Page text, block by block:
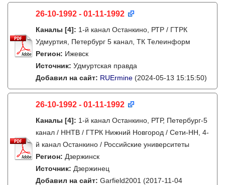
26-10-1992 - 01-11-1992
Каналы [4]: 1-й канал Останкино, РТР / ГТРК
Удмуртия, Петербург 5 канал, ТК Телеинформ
Регион: Ижевск
Источник: Удмуртская правда
Добавил на сайт: RUErmine (2024-05-13 15:15:50)
26-10-1992 - 01-11-1992
Каналы [4]: 1-й канал Останкино, РТР, Петербург-5
канал / ННТВ / ГТРК Нижний Новгород / Сети-НН, 4-
й канал Останкино / Российские университеты
Регион: Дзержинск
Источник: Дзержинец
Добавил на сайт: Garfield2001 (2017-11-04